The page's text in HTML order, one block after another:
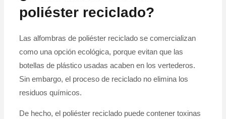
poliéster reciclado?
Las alfombras de poliéster reciclado se comercializan
como una opción ecológica, porque evitan que las
botellas de plástico usadas acaben en los vertederos.
Sin embargo, el proceso de reciclado no elimina los
residuos químicos.
De hecho, el poliéster reciclado puede contener toxinas